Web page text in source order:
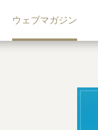
ウェブマガジン